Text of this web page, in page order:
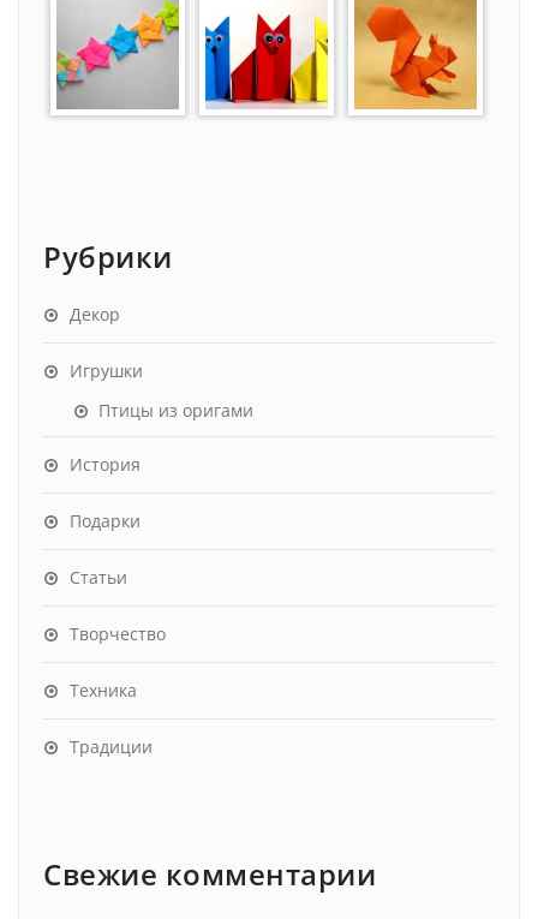
Рубрики
Декор
Игрушки
Птицы из оригами
История
Подарки
Статьи
Творчество
Техника
Традиции
Свежие комментарии